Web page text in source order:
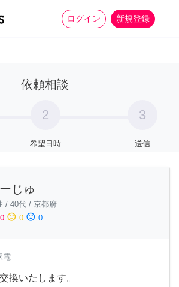
ログイン 新規登録
家事 more_horiz
依頼相談
2
希望日時
3
送信
じゅ
/ 40代 / 京都府
0 sentiment_neutral 0 sentiment_dissatisfied 0
電
換いたします。